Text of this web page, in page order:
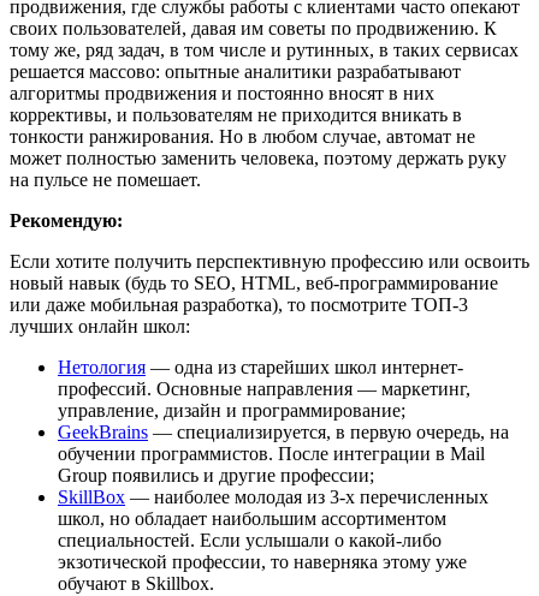
продвижения, где службы работы с клиентами часто опекают
своих пользователей, давая им советы по продвижению. К
тому же, ряд задач, в том числе и рутинных, в таких сервисах
решается массово: опытные аналитики разрабатывают
алгоритмы продвижения и постоянно вносят в них
коррективы, и пользователям не приходится вникать в
тонкости ранжирования. Но в любом случае, автомат не
может полностью заменить человека, поэтому держать руку
на пульсе не помешает.
Рекомендую:
Если хотите получить перспективную профессию или освоить
новый навык (будь то SEO, HTML, веб-программирование
или даже мобильная разработка), то посмотрите ТОП-3
лучших онлайн школ:
Нетология — одна из старейших школ интернет-
профессий. Основные направления — маркетинг,
управление, дизайн и программирование;
GeekBrains — специализируется, в первую очередь, на
обучении программистов. После интеграции в Mail
Group появились и другие профессии;
SkillBox — наиболее молодая из 3-х перечисленных
школ, но обладает наибольшим ассортиментом
специальностей. Если услышали о какой-либо
экзотической профессии, то наверняка этому уже
обучают в Skillbox.